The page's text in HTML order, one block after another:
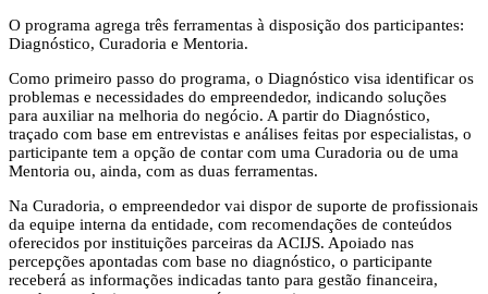
O programa agrega três ferramentas à disposição dos participantes:
Diagnóstico, Curadoria e Mentoria.
Como primeiro passo do programa, o Diagnóstico visa identificar os
problemas e necessidades do empreendedor, indicando soluções
para auxiliar na melhoria do negócio. A partir do Diagnóstico,
traçado com base em entrevistas e análises feitas por especialistas, o
participante tem a opção de contar com uma Curadoria ou de uma
Mentoria ou, ainda, com as duas ferramentas.
Na Curadoria, o empreendedor vai dispor de suporte de profissionais
da equipe interna da entidade, com recomendações de conteúdos
oferecidos por instituições parceiras da ACIJS. Apoiado nas
percepções apontadas com base no diagnóstico, o participante
receberá as informações indicadas tanto para gestão financeira,